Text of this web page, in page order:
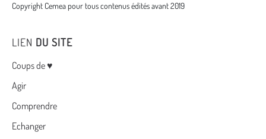
Copyright Cemea pour tous contenus édités avant 2019
LIEN DU SITE
Menu
Coups de ♥
Agir
Comprendre
Echanger